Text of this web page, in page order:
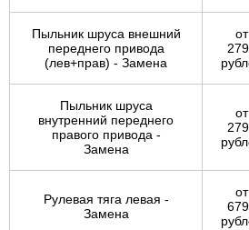
Пыльник шруса внешний
переднего привода
(лев+прав) - Замена
от
Пыльник шруса
внутренний переднего
правого привода -
Замена
от
Рулевая тяга левая -
Замена
от